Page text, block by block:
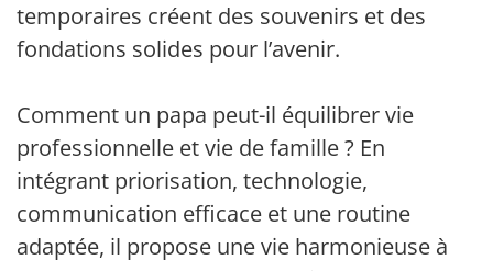
temporaires créent des souvenirs et des
fondations solides pour l’avenir.
Comment un papa peut-il équilibrer vie
professionnelle et vie de famille ? En
intégrant priorisation, technologie,
communication efficace et une routine
adaptée, il propose une vie harmonieuse à